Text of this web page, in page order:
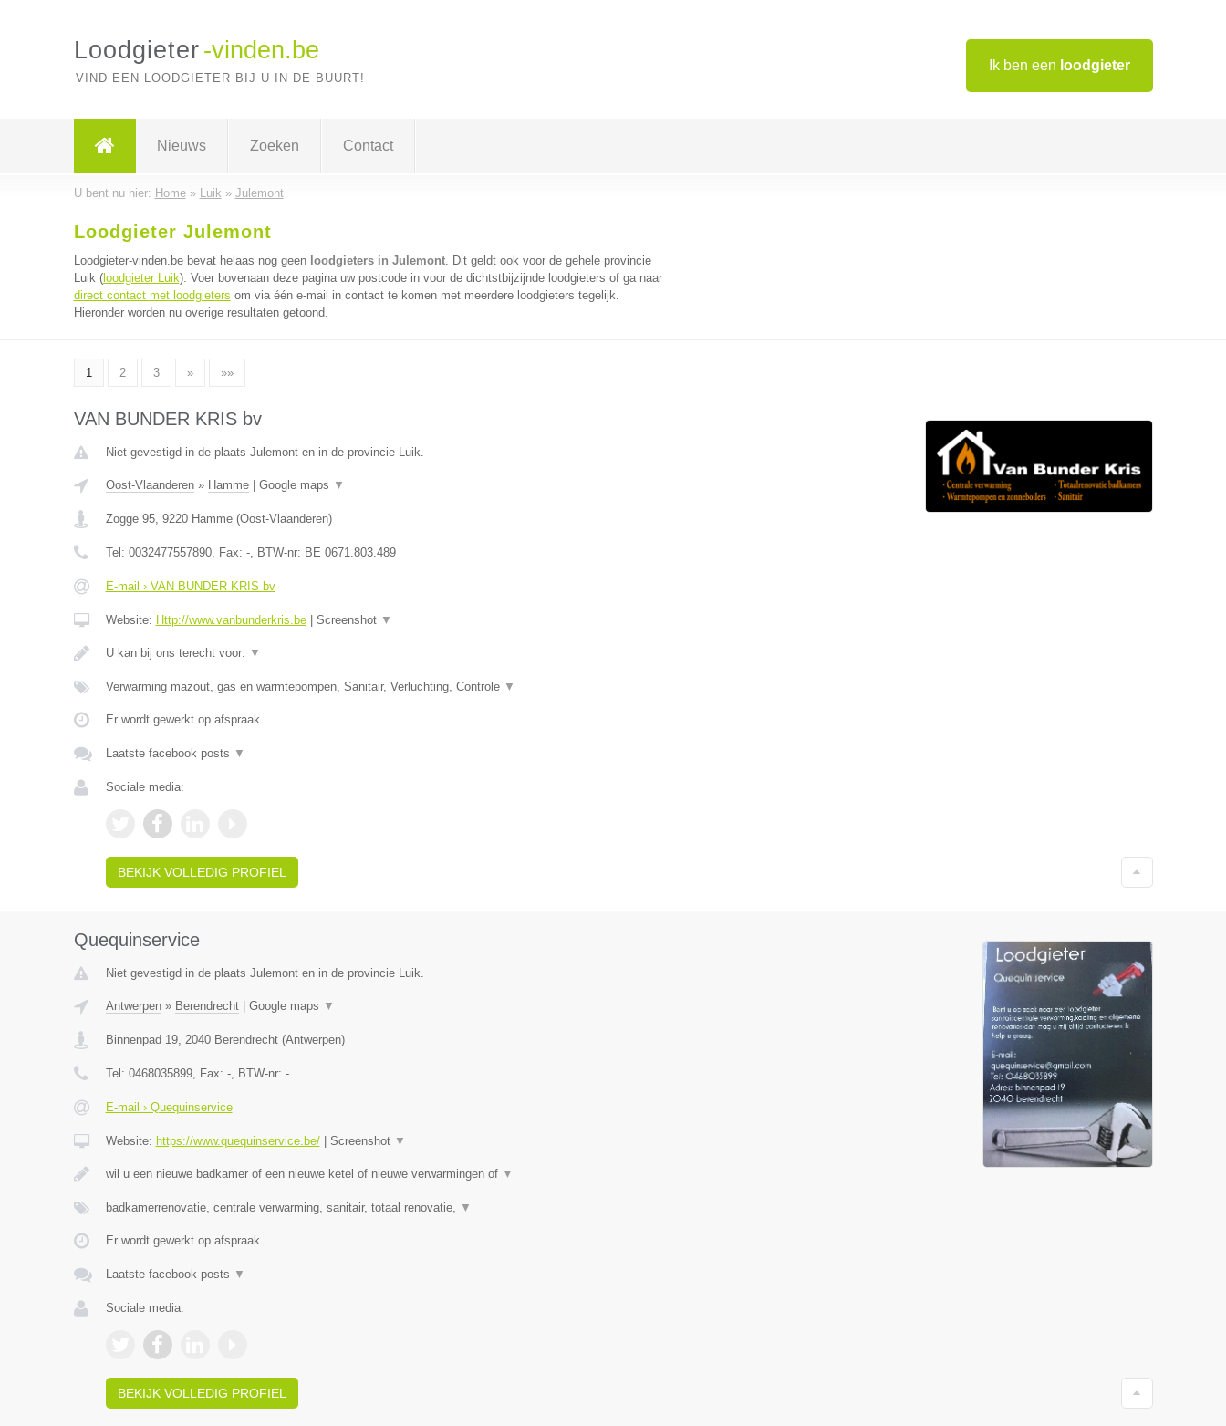
Ik ben een loodgieter
Loodgieter -vinden.be
VIND EEN LOODGIETER BIJ U IN DE BUURT!
Nieuws Zoeken Contact
U bent nu hier: Home» Luik » Julemont
Loodgieter Julemont
Loodgieter-vinden.be bevat helaas nog geen loodgieters in Julemont. Dit geldt ook voor de gehele provincie
Luik (loodgieter Luik). Voer bovenaan deze pagina uw postcode in voor de dichtstbijzijnde loodgieters of ga naar
direct contact met loodgieters om via één e-mail in contact te komen met meerdere loodgieters tegelijk.
Hieronder worden nu overige resultaten getoond.
1 2 3 » »»
VAN BUNDER KRIS bv
Niet gevestigd in de plaats Julemont en in de provincie Luik.
Oost-Vlaanderen» Hamme| Google maps ▼
Zogge 95, 9220 Hamme(Oost-Vlaanderen)
Tel: 0032477557890, Fax: -, BTW-nr: BE 0671.803.489
E-mail › VAN BUNDER KRIS bv
Website: Http://www.vanbunderkris.be| Screenshot ▼
U kan bij ons terecht voor: ▼
Verwarming mazout, gas en warmtepompen, Sanitair, Verluchting, Controle ▼
Er wordt gewerkt op afspraak.
Laatste facebook posts ▼
Sociale media:
BEKIJK VOLLEDIG PROFIEL
Quequinservice
Niet gevestigd in de plaats Julemont en in de provincie Luik.
Antwerpen» Berendrecht| Google maps ▼
Binnenpad 19, 2040 Berendrecht(Antwerpen)
Tel: 0468035899, Fax: -, BTW-nr: -
E-mail › Quequinservice
Website: https://www.quequinservice.be/| Screenshot ▼
wil u een nieuwe badkamer of een nieuwe ketel of nieuwe verwarmingen of ▼
badkamerrenovatie, centrale verwarming, sanitair, totaal renovatie, ▼
Er wordt gewerkt op afspraak.
Laatste facebook posts ▼
Sociale media:
BEKIJK VOLLEDIG PROFIEL